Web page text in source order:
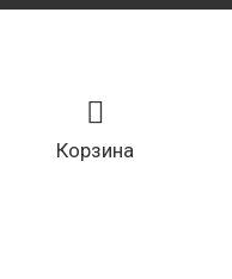
Корзина